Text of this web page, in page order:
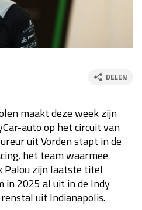
za 13:00 - 15:00
za 23:00 - 00:00
zo 21:00 - 23:00
30 okt - 01 nov
za 19:00 - 20:00
zo 18:00 - 20:00
DELEN
maakt deze week zijn
auto op het circuit van
uit Vorden stapt in de
het team waarmee
Palou zijn laatste titel
in 2025 al uit in de Indy
uit Indianapolis.